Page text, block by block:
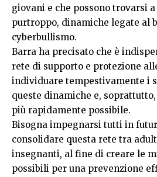
giovani e che possono trovarsi
purtroppo, dinamiche legate al
cyberbullismo.
Barra ha precisato che è
rete di supporto e protezione
individuare tempestivamente i
queste dinamiche e,
più rapidamente possibile.
Bisogna impegnarsi tutti in
consolidare questa rete tra
insegnanti, al fine di creare le
possibili per una prevenzione